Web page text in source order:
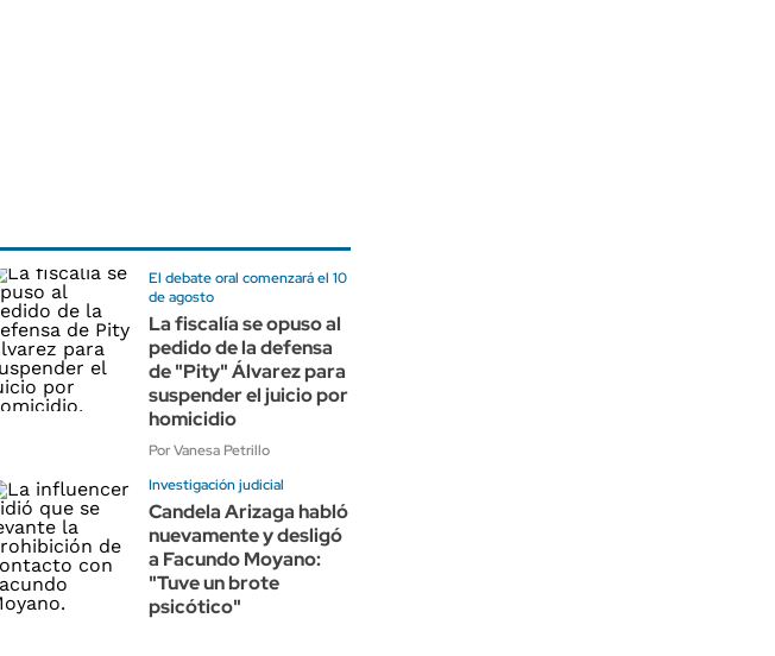
El debate oral comenzará el 10
de agosto
La fiscalía se opuso al
pedido de la defensa
de "Pity" Álvarez para
suspender el juicio por
homicidio
Por Vanesa Petrillo
Investigación judicial
Candela Arizaga habló
nuevamente y desligó
a Facundo Moyano:
"Tuve un brote
psicótico"